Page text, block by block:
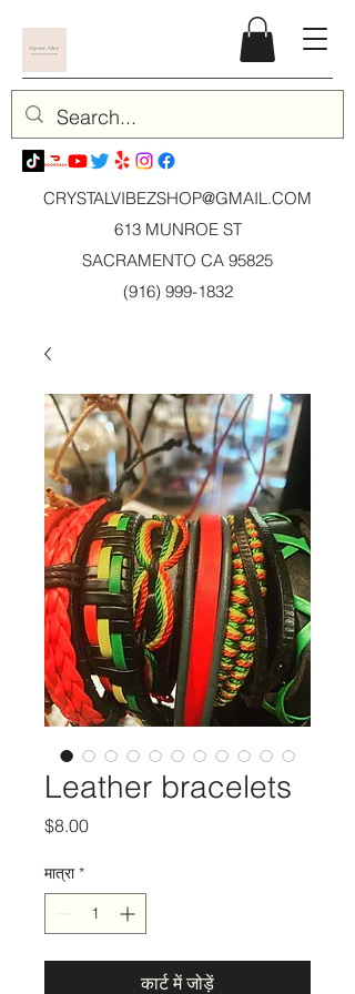
CRYSTALVIBEZSHOP@GMAIL.COM
613 MUNROE ST
SACRAMENTO CA 95825
(916) 999-1832
Leather bracelets
$8.00मूल्य
मात्रा *
कार्ट में जोड़ें